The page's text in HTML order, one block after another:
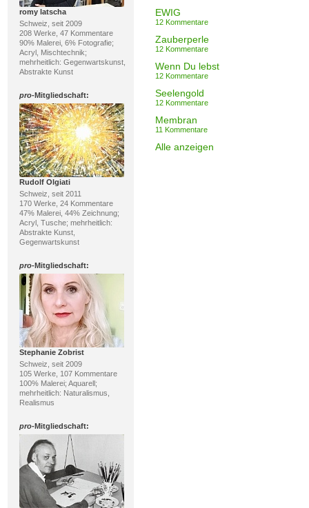
romy latscha
Schweiz, seit 2009
208 Werke, 47 Kommentare
90% Malerei, 6% Fotografie;
Acryl, Mischtechnik;
mehrheitlich: Gegenwartskunst,
Abstrakte Kunst
pro-Mitgliedschaft:
Rudolf Olgiati
Schweiz, seit 2011
170 Werke, 24 Kommentare
47% Malerei, 44% Zeichnung;
Acryl, Tusche; mehrheitlich:
Abstrakte Kunst,
Gegenwartskunst
pro-Mitgliedschaft:
Stephanie Zobrist
Schweiz, seit 2009
105 Werke, 107 Kommentare
100% Malerei; Aquarell;
mehrheitlich: Naturalismus,
Realismus
pro-Mitgliedschaft:
EWIG
12 Kommentare
Zauberperle
12 Kommentare
Wenn Du lebst
12 Kommentare
Seelengold
12 Kommentare
Membran
11 Kommentare
Alle anzeigen